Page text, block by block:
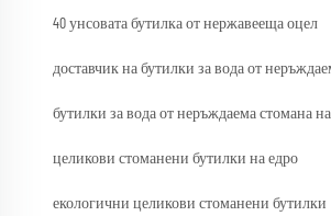
40 унсовата бутилка от нержавееща оцел
доставчик на бутилки за вода от
бутилки за вода от неръждаема стомана
целикови стоманени бутилки на едро
екологични целикови стоманени бутилки